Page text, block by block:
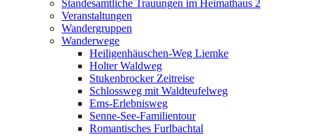
Standesamtliche Trauungen im Heimathaus 2
Veranstaltungen
Wandergruppen
Wanderwege
Heiligenhäuschen-Weg Liemke
Holter Waldweg
Stukenbrocker Zeitreise
Schlossweg mit Waldteufelweg
Ems-Erlebnisweg
Senne-See-Familientour
Romantisches Furlbachtal